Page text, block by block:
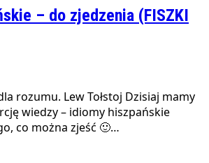
– do zjedzenia (FISZKI
rozumu. Lew Tołstoj Dzisiaj mamy
wiedzy – idiomy hiszpańskie
co można zjeść 🙂…